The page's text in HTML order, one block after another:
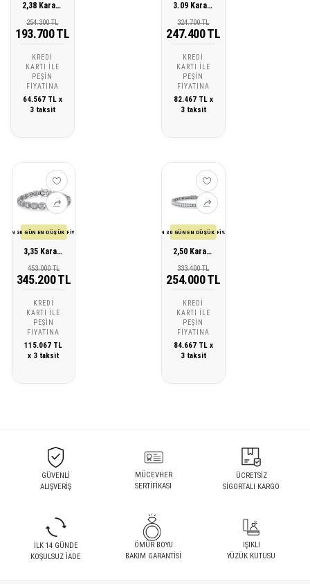
2,38 Karat Pırlanta Baget Bileklik
254.300 TL
193.700 TL
KREDI
KARTI ILE
PEŞIN
FIYATINA
64.567 TL x
3 taksit
3.09 Karat Pırlanta Baget Bileklik
324.700 TL
247.400 TL
KREDI
KARTI ILE
PEŞIN
FIYATINA
82.467 TL x
3 taksit
SON 30 GÜN EN DÜŞÜK FİYATI
3,35 Karat Pırlanta Baget Bileklik
453.000 TL
345.200 TL
KREDI
KARTI ILE
PEŞIN
FIYATINA
115.067 TL
x 3 taksit
SON 30 GÜN EN DÜŞÜK FİYATI
2,50 Karat Pırlanta Baget Bileklik
333.400 TL
254.000 TL
KREDI
KARTI ILE
PEŞIN
FIYATINA
84.667 TL x
3 taksit
GÜVENLİ
ALIŞVERİŞ
MÜCEVHER
SERTİFİKASI
ÜCRETSİZ
SİGORTALI KARGO
İLK 14 GÜNDE
KOŞULSUZ İADE
ÖMÜR BOYU
BAKIM GARANTİSİ
IŞIKLI
YÜZÜK KUTUSU